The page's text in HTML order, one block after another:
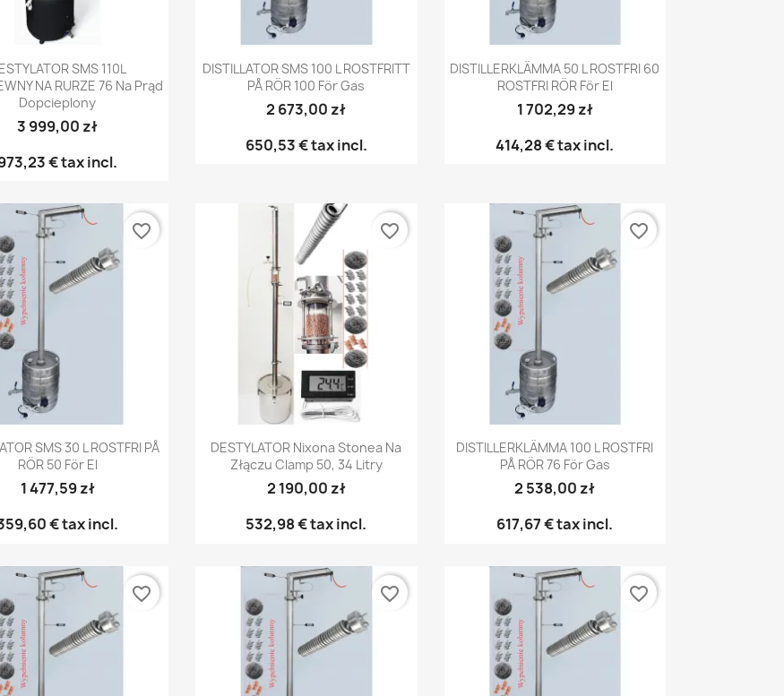
Snabbvy
SMS 110L
NA RURZE 76 Na Prąd
Dopcieplony
3 999,00 zł
€tax incl.
Snabbvy
DISTILLATOR SMS 100 L ROSTFRITT
PÅ RÖR 100 För Gas
2 673,00 zł
650,53 €tax incl.
Snabbvy
DISTILLERKLÄMMA 50 L ROSTFRI 60
ROSTFRI RÖR För El
1 702,29 zł
414,28 €tax incl.
Snabbvy
SMS 30 L ROSTFRI PÅ
RÖR 50 För El
1 477,59 zł
€tax incl.
favorite_border
Snabbvy
DESTYLATOR Nixona Stonea Na
Złączu Clamp 50, 34 Litry
2 190,00 zł
532,98 €tax incl.
favorite_border
Snabbvy
DISTILLERKLÄMMA 100 L ROSTFRI
PÅ RÖR 76 För Gas
2 538,00 zł
617,67 €tax incl.
favorite_border
favorite_border favorite_border favorite_border